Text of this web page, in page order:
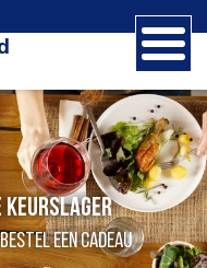
Keurslager
een cadeau